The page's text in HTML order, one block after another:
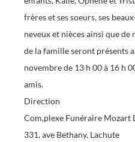
frères et ses soeurs, ses
neveux et nièces ainsi que
de la famille seront présents
novembre de 13 h 00 à 16 h
amis.
Direction
Com,plexe Funéraire Mozart
331, ave Bethany, Lachute